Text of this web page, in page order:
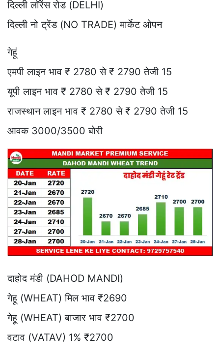
दिल्ली लॉरेंस रोड (DELHI)
दिल्ली नो ट्रेंड (NO TRADE) मार्केट ओपन
गेहूं
एमपी लाइन भाव ₹ 2780 से ₹ 2790 तेजी 15
यूपी लाइन भाव ₹ 2780 से ₹ 2790 तेजी 15
राजस्थान लाइन भाव ₹ 2780 से ₹ 2790 तेजी 15
आवक 3000/3500 बोरी
दाहोद मंडी (DAHOD MANDI)
गेहू (WHEAT) मिल भाव ₹2690
गेहू (WHEAT) बाजार भाव ₹2700
वटाव (VATAV) 1% ₹2700